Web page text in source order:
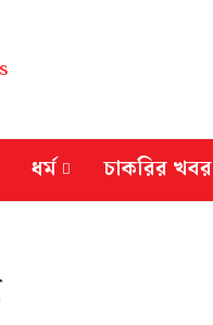
ধর্ম চাকরির খবর